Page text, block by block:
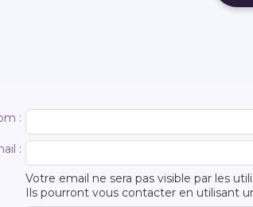
:
:
Votre email ne sera pas visible par les
Ils pourront vous contacter en utilisant